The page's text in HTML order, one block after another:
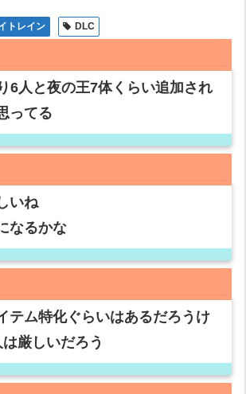
トレイン DLC
6人と夜の王7体くらい追加され
ってる
いね
なるかな
テム特化ぐらいはあるだろうけ
厳しいだろう